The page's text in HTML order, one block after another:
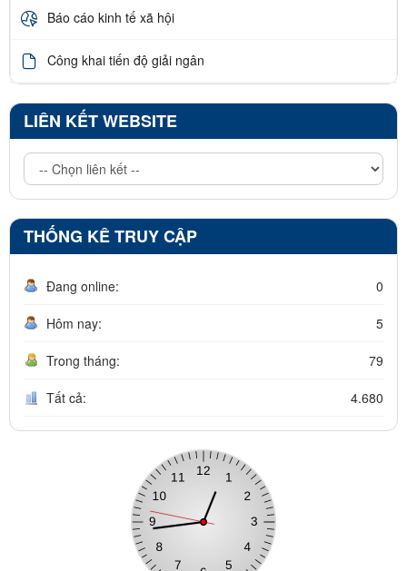
Báo cáo kinh tế xã hội
Công khai tiến độ giải ngân
LIÊN KẾT WEBSITE
THỐNG KÊ TRUY CẬP
Đang online: 0
Hôm nay: 5
Trong tháng: 79
Tất cả: 4.680